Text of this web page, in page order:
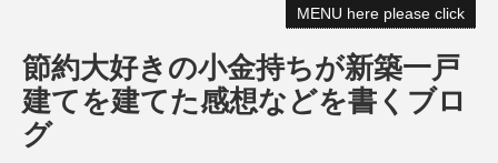
MENU here please click
節約大好きの小金持ちが新築一戸
建てを建てた感想などを書くブロ
グ